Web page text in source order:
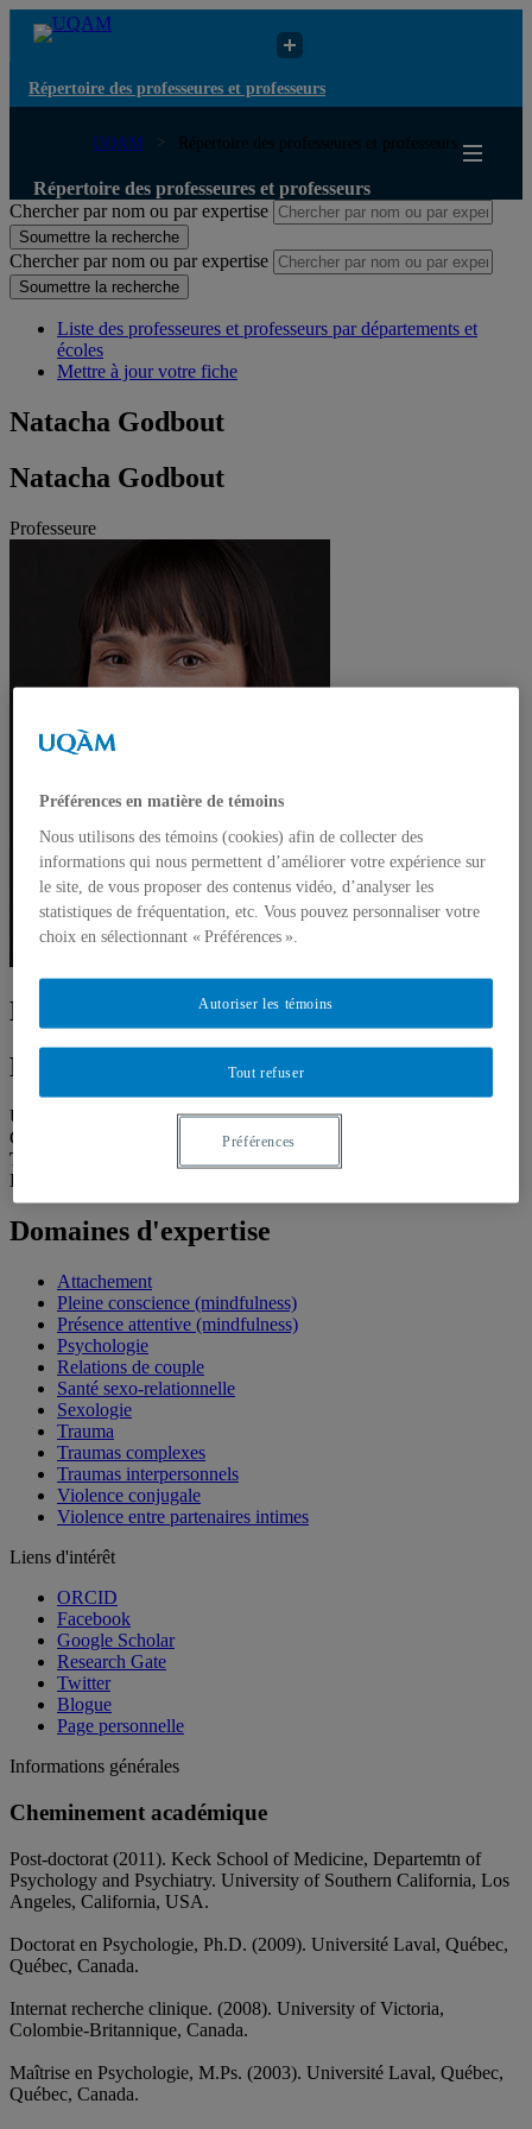
Répertoire des professeures et professeurs
UQAM Répertoire des professeures et professeurs
Répertoire des professeures et professeurs
Chercher par nom ou par expertise
Soumettre la recherche
Chercher par nom ou par expertise
Soumettre la recherche
Liste des professeures et professeurs par départements et
écoles
Mettre à jour votre fiche
Natacha Godbout
Natacha Godbout
Professeure
Natacha Godbout
Professeure
Unité
Département de sexologie
Courriel
godbout.natacha@uqam.ca
Téléphone
: (514) 987-3000 poste 6590
Langues
Domaines d'expertise
Attachement
Pleine conscience (mindfulness)
Présence attentive (mindfulness)
Psychologie
Relations de couple
Santé sexo-relationnelle
Sexologie
Trauma
Traumas complexes
Traumas interpersonnels
Violence conjugale
Violence entre partenaires intimes
Liens d'intérêt
ORCID
Facebook
Google Scholar
Research Gate
Twitter
Blogue
Page personnelle
Informations générales
Cheminement académique
Post-doctorat (2011). Keck School of Medicine, Departemtn of
Psychology and Psychiatry. University of Southern California, Los
Angeles, California, USA.
Doctorat en Psychologie, Ph.D. (2009). Université Laval, Québec,
Québec, Canada.
Internat recherche clinique. (2008). University of Victoria,
Colombie-Britannique, Canada.
Maîtrise en Psychologie, M.Ps. (2003). Université Laval, Québec,
Québec, Canada.
Préférences en matière de témoins
Nous utilisons des témoins (cookies) afin de collecter des
informations qui nous permettent d’améliorer votre expérience sur
le site, de vous proposer des contenus vidéo, d’analyser les
statistiques de fréquentation, etc. Vous pouvez personnaliser votre
choix en sélectionnant « Préférences ».
Tout refuser
Autoriser les témoins
Préférences